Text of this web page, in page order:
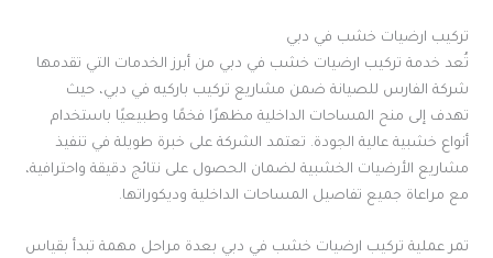
تركيب ارضيات خشب في دبي
تُعد خدمة تركيب ارضيات خشب في دبي من أبرز الخدمات التي تقدمها
شركة الفارس للصيانة ضمن مشاريع تركيب باركيه في دبي، حيث
تهدف إلى منح المساحات الداخلية مظهرًا فخمًا وطبيعيًا باستخدام
أنواع خشبية عالية الجودة. تعتمد الشركة على خبرة طويلة في تنفيذ
مشاريع الأرضيات الخشبية لضمان الحصول على نتائج دقيقة واحترافية،
مع مراعاة جميع تفاصيل المساحات الداخلية وديكوراتها.
تمر عملية تركيب ارضيات خشب في دبي بعدة مراحل مهمة تبدأ بقياس